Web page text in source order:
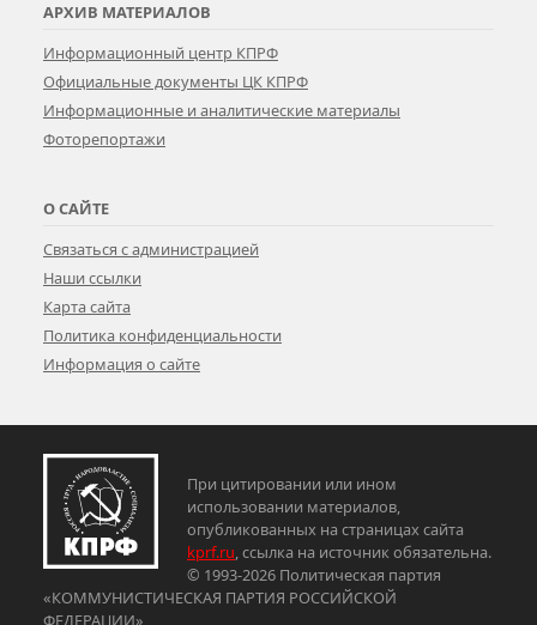
АРХИВ МАТЕРИАЛОВ
Информационный центр КПРФ
Официальные документы ЦК КПРФ
Информационные и аналитические материалы
Фоторепортажи
О САЙТЕ
Связаться с администрацией
Наши ссылки
Карта сайта
Политика конфиденциальности
Информация о сайте
При цитировании или ином
использовании материалов,
опубликованных на страницах сайта
kprf.ru, ссылка на источник обязательна.
© 1993-2026 Политическая партия
«КОММУНИСТИЧЕСКАЯ ПАРТИЯ РОССИЙСКОЙ
ФЕДЕРАЦИИ»